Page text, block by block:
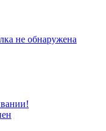
не обнаружена